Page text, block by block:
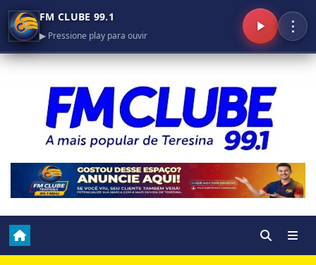
FM CLUBE 99.1
▶ Pressione play para ouvir
⋮